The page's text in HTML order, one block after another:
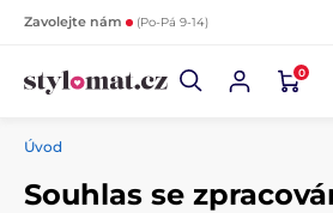
Zavolejte nám (Po-Pá 9-14)
0
Úvod
Souhlas se